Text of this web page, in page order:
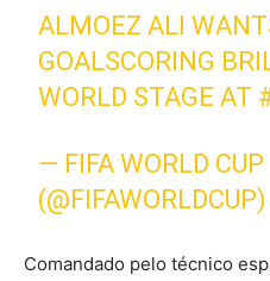
ALMOEZ ALI
GOALSCORING
WORLD STAGE AT
— FIFA WORLD CUP
Comandado pelo técnico